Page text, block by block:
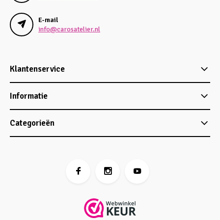
E-mail
info@carosatelier.nl
Klantenservice
Informatie
Categorieën